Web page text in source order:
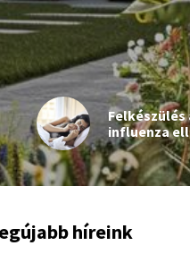
Felkészülés
influenza
híreink